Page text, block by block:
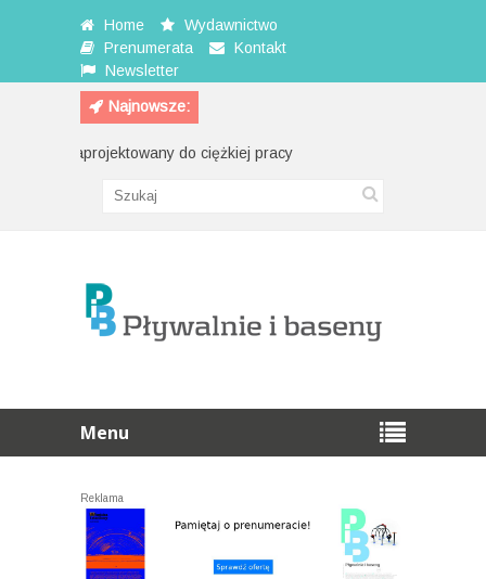
Home
Wydawnictwo
Prenumerata
Kontakt
Newsletter
Najnowsze:
Zaprojektowany do ciężkiej pracy
Menu
Reklama